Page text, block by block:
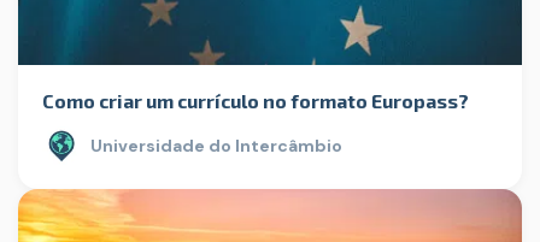
Como criar um currículo no formato Europass?
Universidade do Intercâmbio